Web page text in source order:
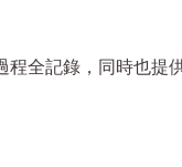
全記錄，同時也提